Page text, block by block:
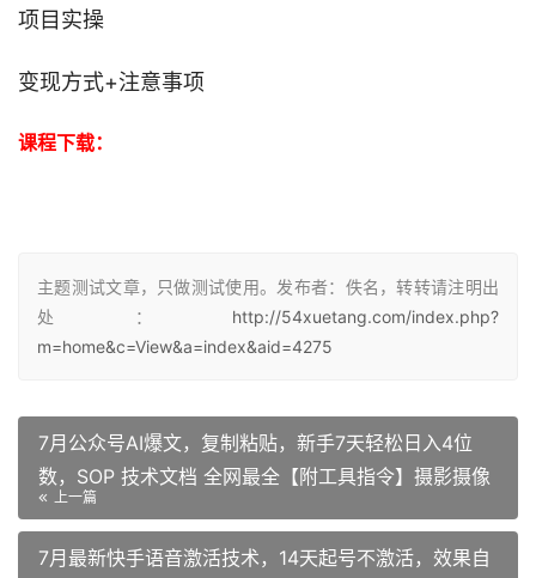
项目实操
变现方式+注意事项
课程下载：
主题测试文章，只做测试使用。发布者：佚名，转转请注明出
处： http://54xuetang.com/index.php?
m=home&c=View&a=index&aid=4275
7月公众号AI爆文，复制粘贴，新手7天轻松日入4位
数，SOP 技术文档 全网最全【附工具指令】摄影摄像
上一篇
7月最新快手语音激活技术，14天起号不激活，效果自